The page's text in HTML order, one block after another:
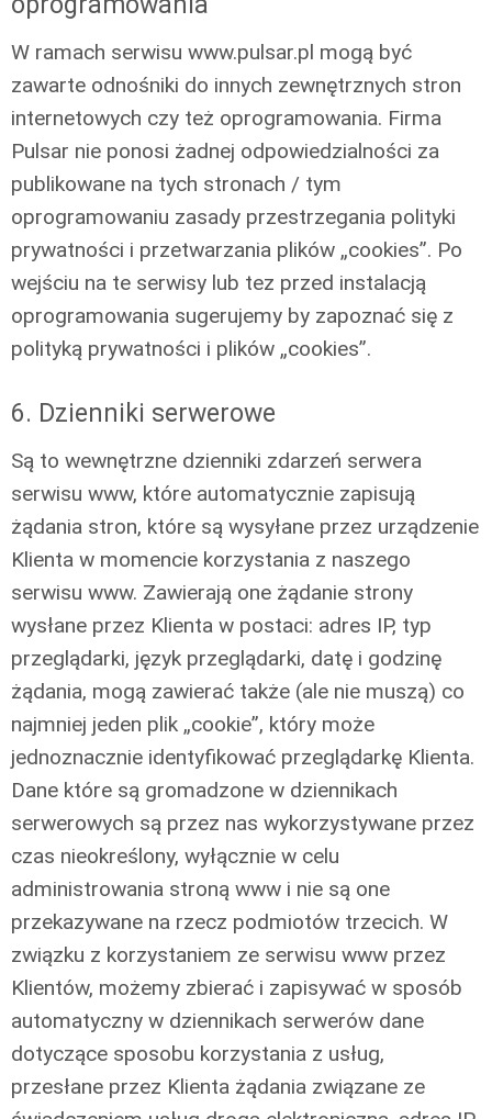
W ramach serwisu www.pulsar.pl mogą być
zawarte odnośniki do innych zewnętrznych stron
internetowych czy też oprogramowania. Firma
Pulsar nie ponosi żadnej odpowiedzialności za
publikowane na tych stronach / tym
oprogramowaniu zasady przestrzegania polityki
prywatności i przetwarzania plików „cookies”. Po
wejściu na te serwisy lub tez przed instalacją
oprogramowania sugerujemy by zapoznać się z
polityką prywatności i plików „cookies”.
6. Dzienniki serwerowe
Są to wewnętrzne dzienniki zdarzeń serwera
serwisu www, które automatycznie zapisują
żądania stron, które są wysyłane przez urządzenie
Klienta w momencie korzystania z naszego
serwisu www. Zawierają one żądanie strony
wysłane przez Klienta w postaci: adres IP, typ
przeglądarki, język przeglądarki, datę i godzinę
żądania, mogą zawierać także (ale nie muszą) co
najmniej jeden plik „cookie”, który może
jednoznacznie identyfikować przeglądarkę Klienta.
Dane które są gromadzone w dziennikach
serwerowych są przez nas wykorzystywane przez
czas nieokreślony, wyłącznie w celu
administrowania stroną www i nie są one
przekazywane na rzecz podmiotów trzecich. W
związku z korzystaniem ze serwisu www przez
Klientów, możemy zbierać i zapisywać w sposób
automatyczny w dziennikach serwerów dane
dotyczące sposobu korzystania z usług,
przesłane przez Klienta żądania związane ze